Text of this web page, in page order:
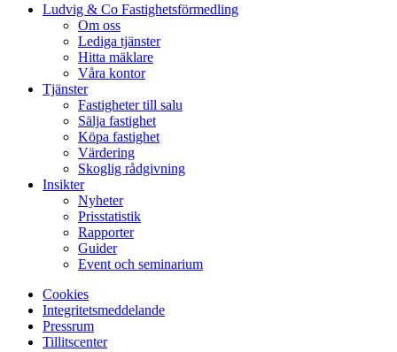
Ludvig & Co Fastighetsförmedling
Om oss
Lediga tjänster
Hitta mäklare
Våra kontor
Tjänster
Fastigheter till salu
Sälja fastighet
Köpa fastighet
Värdering
Skoglig rådgivning
Insikter
Nyheter
Prisstatistik
Rapporter
Guider
Event och seminarium
Cookies
Integritetsmeddelande
Pressrum
Tillitscenter